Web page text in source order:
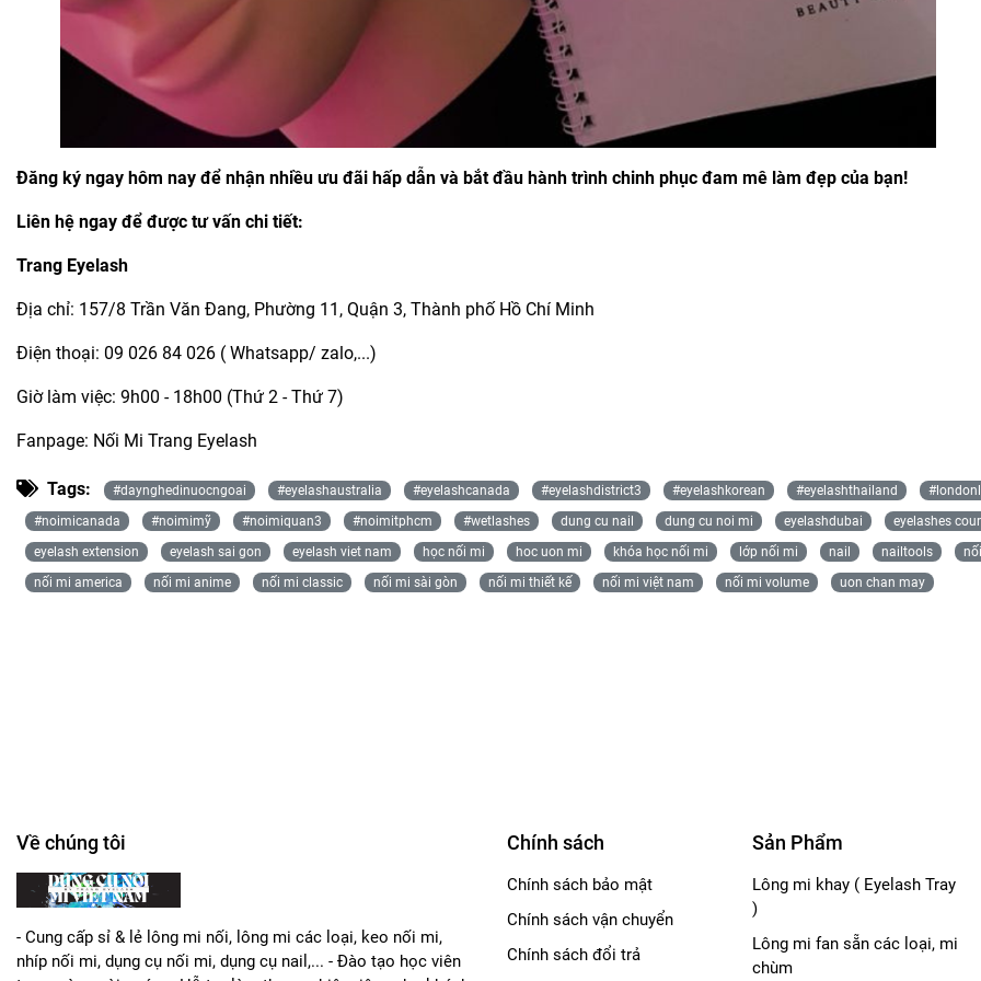
Đăng ký ngay hôm nay để nhận nhiều ưu đãi hấp dẫn và bắt đầu hành trình chinh phục đam mê làm đẹp của bạn!
Liên hệ ngay để được tư vấn chi tiết:
Trang Eyelash
Địa chỉ: 157/8 Trần Văn Đang, Phường 11, Quận 3, Thành phố Hồ Chí Minh
Điện thoại: 09 026 84 026 ( Whatsapp/ zalo,...)
Giờ làm việc: 9h00 - 18h00 (Thứ 2 - Thứ 7)
Fanpage: Nối Mi Trang Eyelash
Tags: #daynghedinuocngoai #eyelashaustralia #eyelashcanada #eyelashdistrict3 #eyelashkorean #eyelashthailand
#noimicanada
#noimimỹ #noimiquan3 #noimitphcm #wetlashes dung cu nail dung cu noi mi eyelashdubai
eyelashes
eyelash extension
eyelash sai gon eyelash viet nam học nối mi hoc uon mi khóa học nối mi lớp nối mi nail nailtools
nối mi america
nối mi anime nối mi classic nối mi sài gòn nối mi thiết kế nối mi việt nam nối mi volume uon chan may
Về chúng tôi
- Cung cấp sỉ & lẻ lông mi nối, lông mi các loại, keo nối mi,
nhíp nối mi, dụng cụ nối mi, dụng cụ nail,... - Đào tạo học viên
Chính sách
Chính sách bảo mật
Chính sách vận chuyển
Chính sách đổi trả
Sản Phẩm
Lông mi khay ( Eyelash Tray
)
Lông mi fan sẵn các loại, mi
chùm